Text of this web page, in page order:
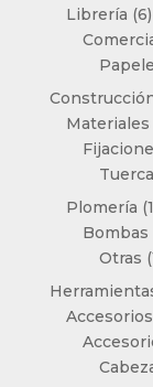
Librería 66
Materiales
Plomería 1
Bombas
Otras